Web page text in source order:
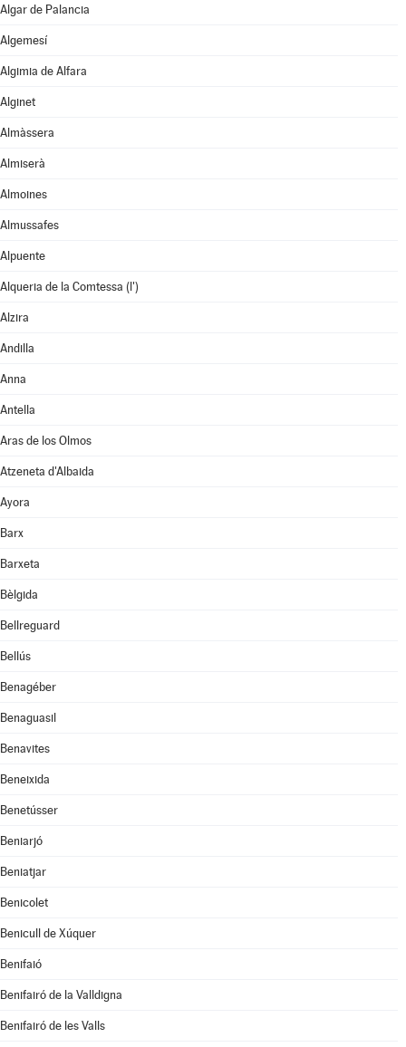
Algar de Palancia
Algemesí
Algimia de Alfara
Alginet
Almàssera
Almiserà
Almoines
Almussafes
Alpuente
Alqueria de la Comtessa (l')
Alzira
Andilla
Anna
Antella
Aras de los Olmos
Atzeneta d'Albaida
Ayora
Barx
Barxeta
Bèlgida
Bellreguard
Bellús
Benagéber
Benaguasil
Benavites
Beneixida
Benetússer
Beniarjó
Beniatjar
Benicolet
Benicull de Xúquer
Benifaió
Benifairó de la Valldigna
Benifairó de les Valls